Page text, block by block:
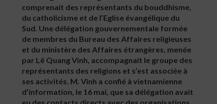
comprenait des représentants du bouddhisme,
du catholicisme et de l’Eglise évangélique du
Sud. Une délégation gouvernementale formée
de membres du Bureau des Affaires religieuses
et du ministère des Affaires étrangères, menée
par Lê Quang Vinh, accompagnait le groupe des
représentants des religions et s’est associée à
ses activités. M. Vinh a confié à vietnamienne
d’information, le 16 mai, que sa délégation avait